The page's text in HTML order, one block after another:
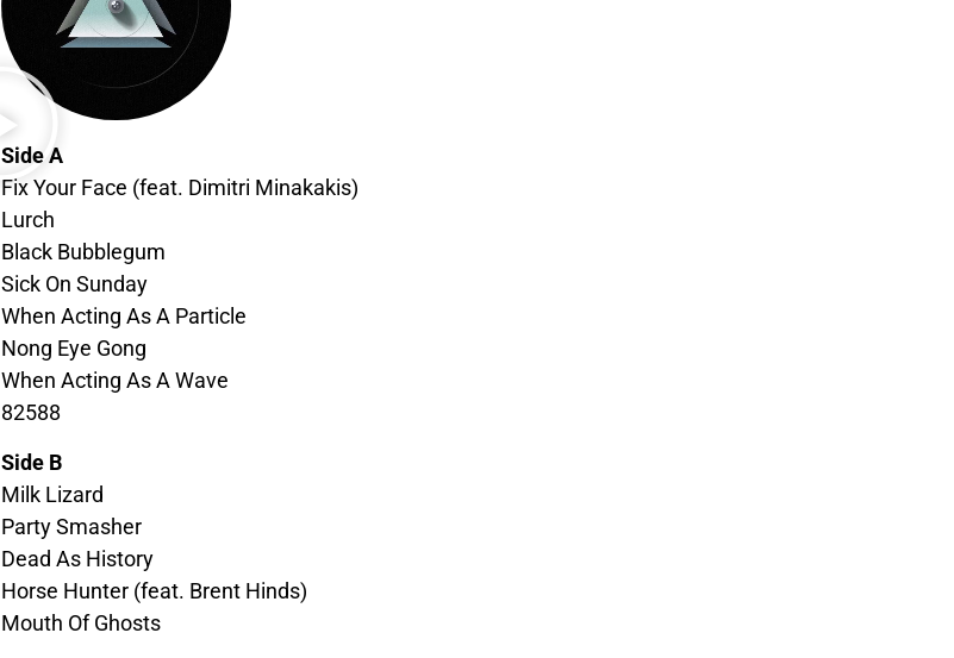
Side A
Fix Your Face (feat. Dimitri Minakakis)
Lurch
Black Bubblegum
Sick On Sunday
When Acting As A Particle
Nong Eye Gong
When Acting As A Wave
82588
Side B
Milk Lizard
Party Smasher
Dead As History
Horse Hunter (feat. Brent Hinds)
Mouth Of Ghosts